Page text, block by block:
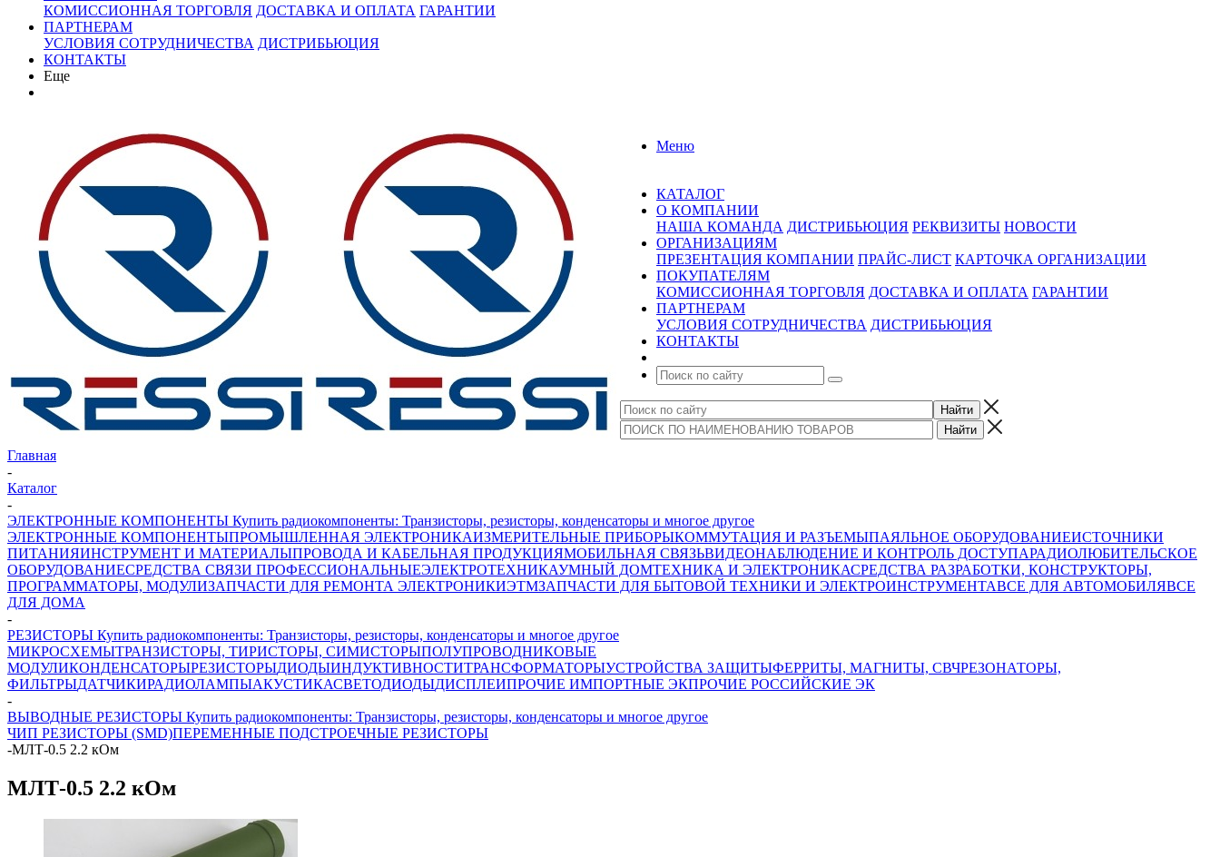
КОМИССИОННАЯ ТОРГОВЛЯ ДОСТАВКА И ОПЛАТА ГАРАНТИИ
ПАРТНЕРАМ
УСЛОВИЯ СОТРУДНИЧЕСТВА ДИСТРИБЬЮЦИЯ
КОНТАКТЫ
Еще
Меню
КАТАЛОГ
О КОМПАНИИ
НАША КОМАНДА ДИСТРИБЬЮЦИЯ РЕКВИЗИТЫ НОВОСТИ
ОРГАНИЗАЦИЯМ
ПРЕЗЕНТАЦИЯ КОМПАНИИ ПРАЙС-ЛИСТ КАРТОЧКА ОРГАНИЗАЦИИ
ПОКУПАТЕЛЯМ
КОМИССИОННАЯ ТОРГОВЛЯ ДОСТАВКА И ОПЛАТА ГАРАНТИИ
ПАРТНЕРАМ
УСЛОВИЯ СОТРУДНИЧЕСТВА ДИСТРИБЬЮЦИЯ
КОНТАКТЫ
Главная
-
Каталог
-
ЭЛЕКТРОННЫЕ КОМПОНЕНТЫ Купить радиокомпоненты: Транзисторы, резисторы, конденсаторы и многое другое
ЭЛЕКТРОННЫЕ КОМПОНЕНТЫПРОМЫШЛЕННАЯ ЭЛЕКТРОНИКАИЗМЕРИТЕЛЬНЫЕ ПРИБОРЫКОММУТАЦИЯ И РАЗЪЕМЫПАЯЛЬНОЕ ОБОРУДОВАНИЕИСТОЧНИКИ
ПИТАНИЯИНСТРУМЕНТ И МАТЕРИАЛЫПРОВОДА И КАБЕЛЬНАЯ ПРОДУКЦИЯМОБИЛЬНАЯ СВЯЗЬВИДЕОНАБЛЮДЕНИЕ И КОНТРОЛЬ ДОСТУПАРАДИОЛЮБИТЕЛЬСКОЕ
ОБОРУДОВАНИЕСРЕДСТВА СВЯЗИ ПРОФЕССИОНАЛЬНЫЕЭЛЕКТРОТЕХНИКАУМНЫЙ ДОМТЕХНИКА И ЭЛЕКТРОНИКАСРЕДСТВА РАЗРАБОТКИ, КОНСТРУКТОРЫ,
ПРОГРАММАТОРЫ, МОДУЛИЗАПЧАСТИ ДЛЯ РЕМОНТА ЭЛЕКТРОНИКИЭТМЗАПЧАСТИ ДЛЯ БЫТОВОЙ ТЕХНИКИ И ЭЛЕКТРОИНСТРУМЕНТАВСЕ ДЛЯ АВТОМОБИЛЯВСЕ
ДЛЯ ДОМА
-
РЕЗИСТОРЫ Купить радиокомпоненты: Транзисторы, резисторы, конденсаторы и многое другое
МИКРОСХЕМЫТРАНЗИСТОРЫ, ТИРИСТОРЫ, СИМИСТОРЫПОЛУПРОВОДНИКОВЫЕ
МОДУЛИКОНДЕНСАТОРЫРЕЗИСТОРЫДИОДЫИНДУКТИВНОСТИТРАНСФОРМАТОРЫУСТРОЙСТВА ЗАЩИТЫФЕРРИТЫ, МАГНИТЫ, СВЧРЕЗОНАТОРЫ,
ФИЛЬТРЫДАТЧИКИРАДИОЛАМПЫАКУСТИКАСВЕТОДИОДЫДИСПЛЕИПРОЧИЕ ИМПОРТНЫЕ ЭКПРОЧИЕ РОССИЙСКИЕ ЭК
-
ВЫВОДНЫЕ РЕЗИСТОРЫ Купить радиокомпоненты: Транзисторы, резисторы, конденсаторы и многое другое
ЧИП РЕЗИСТОРЫ (SMD)ПЕРЕМЕННЫЕ ПОДСТРОЕЧНЫЕ РЕЗИСТОРЫ
-МЛТ-0.5 2.2 кОм
МЛТ-0.5 2.2 кОм